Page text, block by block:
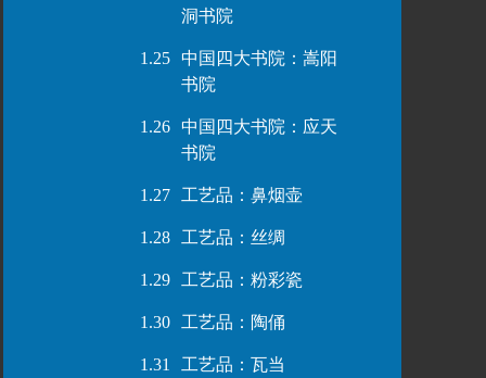
洞书院
1.25
中国四大书院：嵩阳
书院
1.26
中国四大书院：应天
书院
1.27 工艺品：鼻烟壶
1.28 工艺品：丝绸
1.29 工艺品：粉彩瓷
1.30 工艺品：陶俑
1.31 工艺品：瓦当